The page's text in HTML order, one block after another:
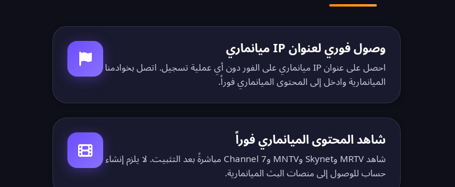
وصول فوري لعنوان IP ميانماري
احصل على عنوان IP ميانماري على الفور دون أي عملية تسجيل. اتصل بخوادمنا
الميانمارية وادخل إلى المحتوى الميانماري فوراً.
شاهد المحتوى الميانماري فوراً
شاهد MRTV وSkynet وMNTV وChannel 7 مباشرةً بعد التثبيت. لا يلزم إنشاء
حساب للوصول إلى منصات البث الميانمارية.